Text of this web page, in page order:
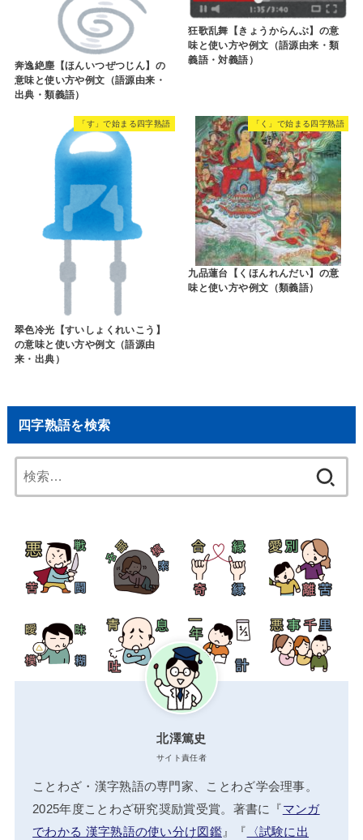
奔逸絶塵【ほんいつぜつじん】の
意味と使い方や例文（語源由来・
出典・類義語）
狂歌乱舞【きょうからんぶ】の意
味と使い方や例文（語源由来・類
義語・対義語）
「す」で始まる四字熟語
翠色冷光【すいしょくれいこう】
の意味と使い方や例文（語源由
来・出典）
「く」で始まる四字熟語
九品蓮台【くほんれんだい】の意
味と使い方や例文（類義語）
四字熟語を検索
索:
北澤篤史
サイト責任者
ことわざ・漢字熟語の専門家、ことわざ学会理事。
2025年度ことわざ研究奨励賞受賞。著書に『マンガ
でわかる 漢字熟語の使い分け図鑑』『 〈試験に出